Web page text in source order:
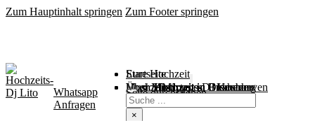
Zum Hauptinhalt springen Zum Footer springen
Startseite
Eure Hochzeit
Hochzeit in Bremen
Hochzeit in Bremerhaven
Hochzeit in Cuxhaven
Hochzeit in Oldenburg
Hochzeits-DJ Kosten
Über Mich
Music / Mixtapes
Hochzeitstipps
Seite durchsuchen
Suchen
×
Whatsapp
Anfragen